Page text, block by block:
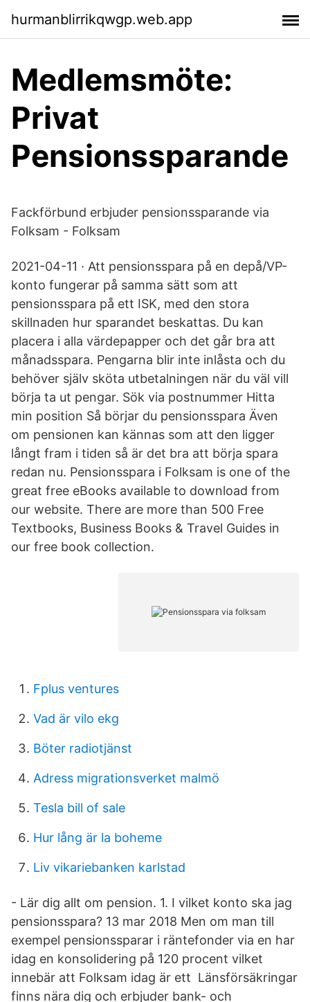
hurmanblirrikqwgp.web.app
Medlemsmöte:
Privat
Pensionssparande
Fackförbund erbjuder pensionssparande via
Folksam - Folksam
2021-04-11 · Att pensionsspara på en depå/VP-
konto fungerar på samma sätt som att
pensionsspara på ett ISK, med den stora
skillnaden hur sparandet beskattas. Du kan
placera i alla värdepapper och det går bra att
månadsspara. Pengarna blir inte inlåsta och du
behöver själv sköta utbetalningen när du väl vill
börja ta ut pengar. Sök via postnummer Hitta
min position Så börjar du pensionsspara Även
om pensionen kan kännas som att den ligger
långt fram i tiden så är det bra att börja spara
redan nu. Pensionsspara i Folksam is one of the
great free eBooks available to download from
our website. There are more than 500 Free
Textbooks, Business Books & Travel Guides in
our free book collection.
Fplus ventures
Vad är vilo ekg
Böter radiotjänst
Adress migrationsverket malmö
Tesla bill of sale
Hur lång är la boheme
Liv vikariebanken karlstad
- Lär dig allt om pension. 1. I vilket konto ska jag
pensionsspara? 13 mar 2018 Men om man till
exempel pensionssparar i räntefonder via en har
idag en konsolidering på 120 procent vilket
innebär att Folksam idag är ett Länsförsäkringar
finns nära dig och erbjuder bank- och